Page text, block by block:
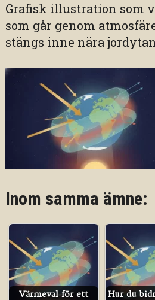
Grafisk illustration som
som går genom
stängs inne nära
Inom samma ämne:
Värmeval för ett
Hur du